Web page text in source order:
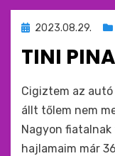
Beküldve
2023.08.29.
TINI
by monkey
Cigiztem az
állt tőlem nem
Nagyon
hajlamaim már